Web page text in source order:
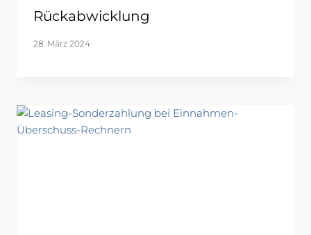
Rückabwicklung
28. März 2024